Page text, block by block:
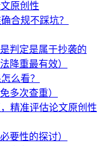
原创性
合规不踩坑？
判定是属于抄袭的
降重最有效）
么看？
多次查重）
精准评估论文原创性
要性的探讨）